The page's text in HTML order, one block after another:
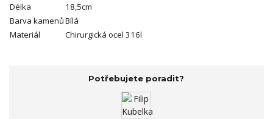
Délka
18,5cm
Barva kamenůBílá
Materiál
Chirurgická ocel 316l
Potřebujete poradit?